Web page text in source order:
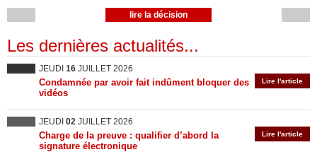
lire la décision
Les dernières actualités...
JEUDI 16 JUILLET 2026
Lire l'article
Condamnée par avoir fait indûment bloquer des
vidéos
JEUDI 02 JUILLET 2026
Lire l'article
Charge de la preuve : qualifier d’abord la
signature électronique